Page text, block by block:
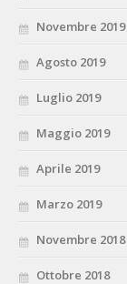
Novembre 2019
Agosto 2019
Luglio 2019
Maggio 2019
Aprile 2019
Marzo 2019
Novembre 2018
Ottobre 2018